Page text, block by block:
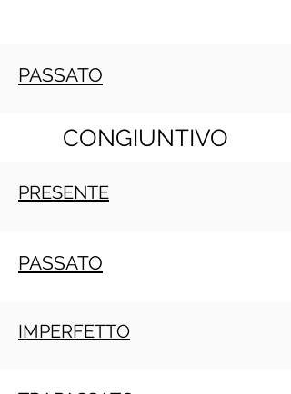
PASSATO
CONGIUNTIVO
PRESENTE
PASSATO
IMPERFETTO